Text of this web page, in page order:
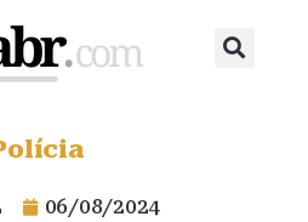
06/08/2024